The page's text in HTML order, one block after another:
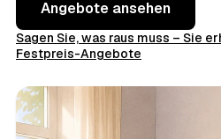
Angebote ansehen
Sagen Sie, was raus muss – Sie
Festpreis-Angebote